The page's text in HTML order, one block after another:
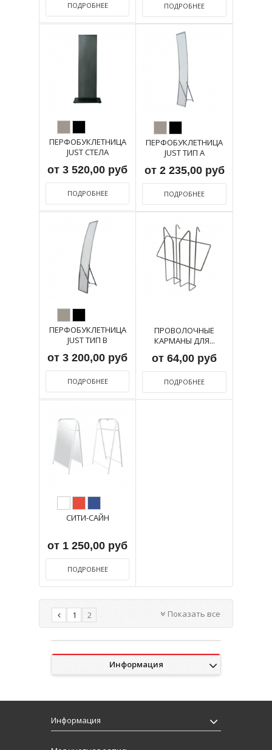
ПОДРОБНЕЕ ПОДРОБНЕЕ
ПЕРФОБУКЛЕТНИЦА
JUST СТЕЛА
от 3 520,00 руб
ПОДРОБНЕЕ
ПЕРФОБУКЛЕТНИЦА
JUST ТИП А
от 2 235,00 руб
ПОДРОБНЕЕ
ПЕРФОБУКЛЕТНИЦА
JUST ТИП В
от 3 200,00 руб
ПОДРОБНЕЕ
ПРОВОЛОЧНЫЕ
КАРМАНЫ ДЛЯ...
от 64,00 руб
ПОДРОБНЕЕ
СИТИ-САЙН
от 1 250,00 руб
ПОДРОБНЕЕ
Показать все
1 2
Информация
Информация